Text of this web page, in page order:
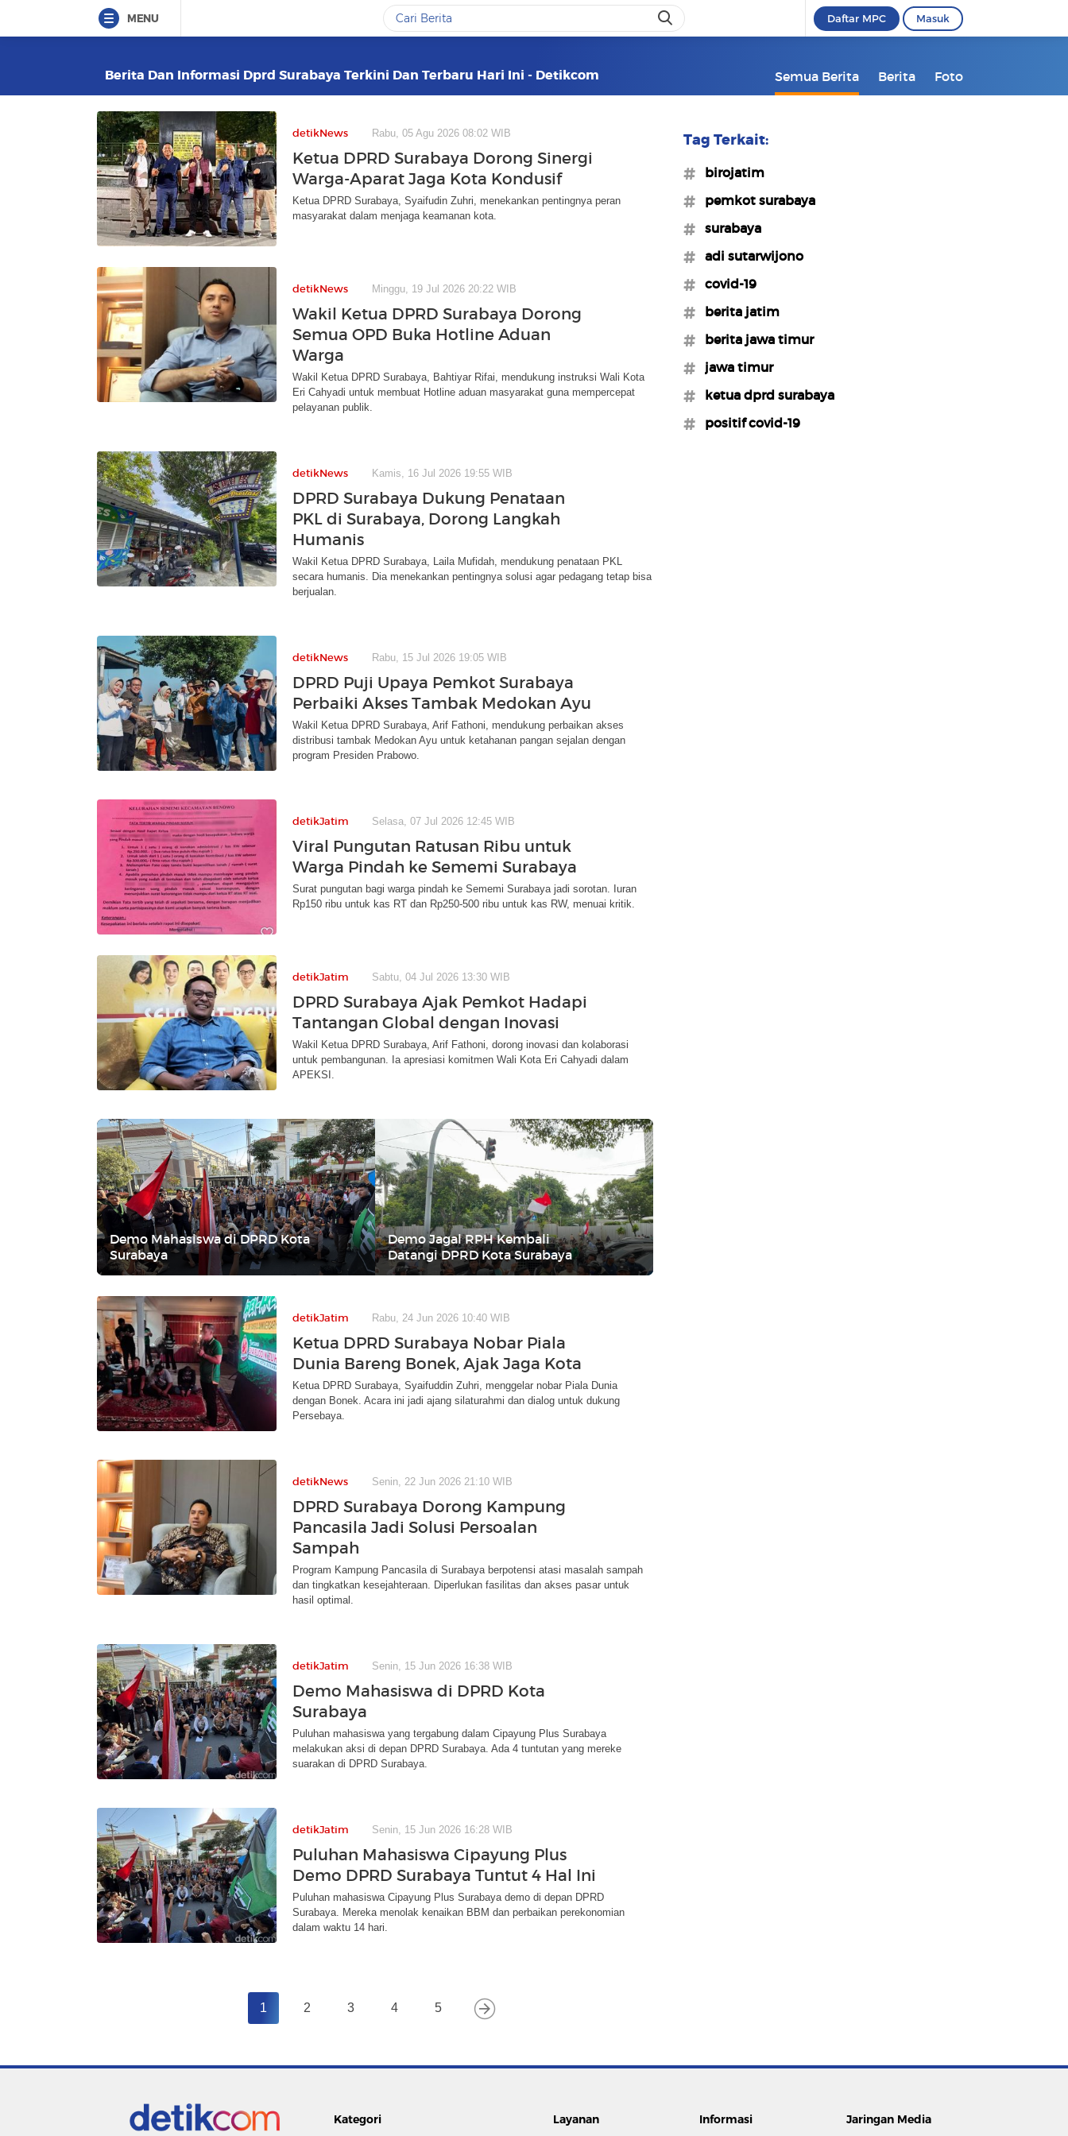
MENU Daftar MPC Masuk
Berita Dan Informasi Dprd Surabaya Terkini Dan Terbaru Hari Ini - Detikcom Semua Berita Berita Foto
detikNews Rabu, 05 Agu 2026 08:02 WIB
Ketua DPRD Surabaya Dorong Sinergi
Warga-Aparat Jaga Kota Kondusif
Ketua DPRD Surabaya, Syaifudin Zuhri, menekankan pentingnya peran
masyarakat dalam menjaga keamanan kota.
detikNews Minggu, 19 Jul 2026 20:22 WIB
Wakil Ketua DPRD Surabaya Dorong
Semua OPD Buka Hotline Aduan
Warga
Wakil Ketua DPRD Surabaya, Bahtiyar Rifai, mendukung instruksi Wali Kota
Eri Cahyadi untuk membuat Hotline aduan masyarakat guna mempercepat
pelayanan publik.
detikNews Kamis, 16 Jul 2026 19:55 WIB
DPRD Surabaya Dukung Penataan
PKL di Surabaya, Dorong Langkah
Humanis
Wakil Ketua DPRD Surabaya, Laila Mufidah, mendukung penataan PKL
secara humanis. Dia menekankan pentingnya solusi agar pedagang tetap bisa
berjualan.
detikNews Rabu, 15 Jul 2026 19:05 WIB
DPRD Puji Upaya Pemkot Surabaya
Perbaiki Akses Tambak Medokan Ayu
Wakil Ketua DPRD Surabaya, Arif Fathoni, mendukung perbaikan akses
distribusi tambak Medokan Ayu untuk ketahanan pangan sejalan dengan
program Presiden Prabowo.
detikJatim Selasa, 07 Jul 2026 12:45 WIB
Viral Pungutan Ratusan Ribu untuk
Warga Pindah ke Sememi Surabaya
Surat pungutan bagi warga pindah ke Sememi Surabaya jadi sorotan. Iuran
Rp150 ribu untuk kas RT dan Rp250-500 ribu untuk kas RW, menuai kritik.
detikJatim Sabtu, 04 Jul 2026 13:30 WIB
DPRD Surabaya Ajak Pemkot Hadapi
Tantangan Global dengan Inovasi
Wakil Ketua DPRD Surabaya, Arif Fathoni, dorong inovasi dan kolaborasi
untuk pembangunan. Ia apresiasi komitmen Wali Kota Eri Cahyadi dalam
APEKSI.
Demo Mahasiswa di DPRD Kota
Surabaya
Demo Jagal RPH Kembali
Datangi DPRD Kota Surabaya
detikJatim Rabu, 24 Jun 2026 10:40 WIB
Ketua DPRD Surabaya Nobar Piala
Dunia Bareng Bonek, Ajak Jaga Kota
Ketua DPRD Surabaya, Syaifuddin Zuhri, menggelar nobar Piala Dunia
dengan Bonek. Acara ini jadi ajang silaturahmi dan dialog untuk dukung
Persebaya.
detikNews Senin, 22 Jun 2026 21:10 WIB
DPRD Surabaya Dorong Kampung
Pancasila Jadi Solusi Persoalan
Sampah
Program Kampung Pancasila di Surabaya berpotensi atasi masalah sampah
dan tingkatkan kesejahteraan. Diperlukan fasilitas dan akses pasar untuk
hasil optimal.
detikJatim Senin, 15 Jun 2026 16:38 WIB
Demo Mahasiswa di DPRD Kota
Surabaya
Puluhan mahasiswa yang tergabung dalam Cipayung Plus Surabaya
melakukan aksi di depan DPRD Surabaya. Ada 4 tuntutan yang mereke
suarakan di DPRD Surabaya.
detikJatim Senin, 15 Jun 2026 16:28 WIB
Puluhan Mahasiswa Cipayung Plus
Demo DPRD Surabaya Tuntut 4 Hal Ini
Puluhan mahasiswa Cipayung Plus Surabaya demo di depan DPRD
Surabaya. Mereka menolak kenaikan BBM dan perbaikan perekonomian
dalam waktu 14 hari.
1 2 3 4 5
Tag Terkait:
#birojatim
#pemkot surabaya
#surabaya
#adi sutarwijono
#covid-19
#berita jatim
#berita jawa timur
#jawa timur
#ketua dprd surabaya
#positif covid-19
Kategori Layanan Informasi Jaringan Media